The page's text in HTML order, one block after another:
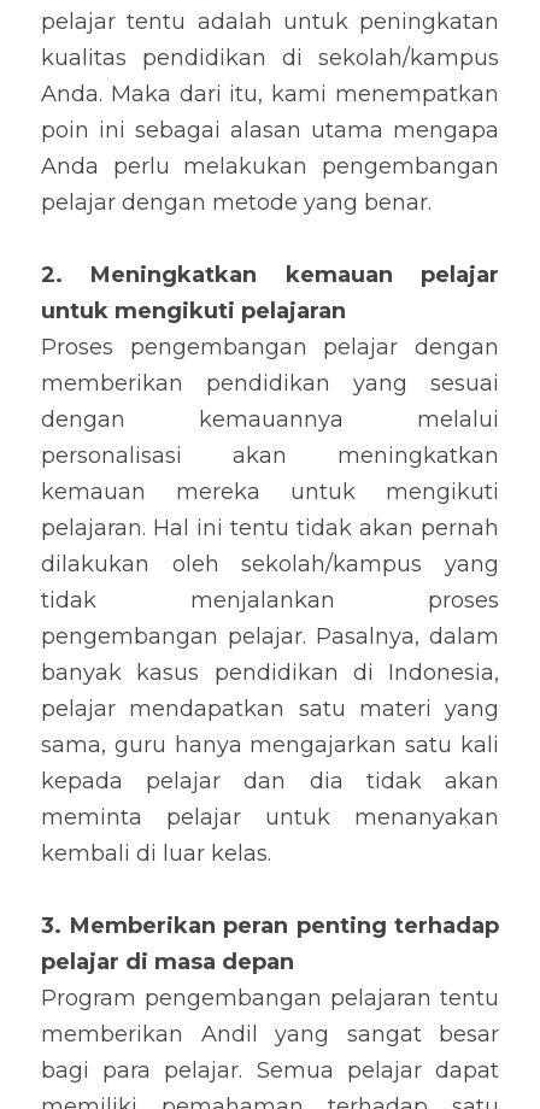
pelajar tentu adalah untuk peningkatan
kualitas pendidikan di sekolah/kampus
Anda. Maka dari itu, kami menempatkan
poin ini sebagai alasan utama mengapa
Anda perlu melakukan pengembangan
pelajar dengan metode yang benar.
2. Meningkatkan kemauan pelajar
untuk mengikuti pelajaran
Proses pengembangan pelajar dengan
memberikan pendidikan yang sesuai
dengan kemauannya melalui
personalisasi akan meningkatkan
kemauan mereka untuk mengikuti
pelajaran. Hal ini tentu tidak akan pernah
dilakukan oleh sekolah/kampus yang
tidak menjalankan proses
pengembangan pelajar. Pasalnya, dalam
banyak kasus pendidikan di Indonesia,
pelajar mendapatkan satu materi yang
sama, guru hanya mengajarkan satu kali
kepada pelajar dan dia tidak akan
meminta pelajar untuk menanyakan
kembali di luar kelas.
3. Memberikan peran penting terhadap
pelajar di masa depan
Program pengembangan pelajaran tentu
memberikan Andil yang sangat besar
bagi para pelajar. Semua pelajar dapat